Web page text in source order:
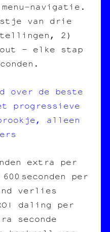
van drie
2)
– elke stap
over de beste
progressieve
alleen
extra per
seconden per
verlies
daling per
seconde